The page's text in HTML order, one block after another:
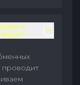
с
проводит